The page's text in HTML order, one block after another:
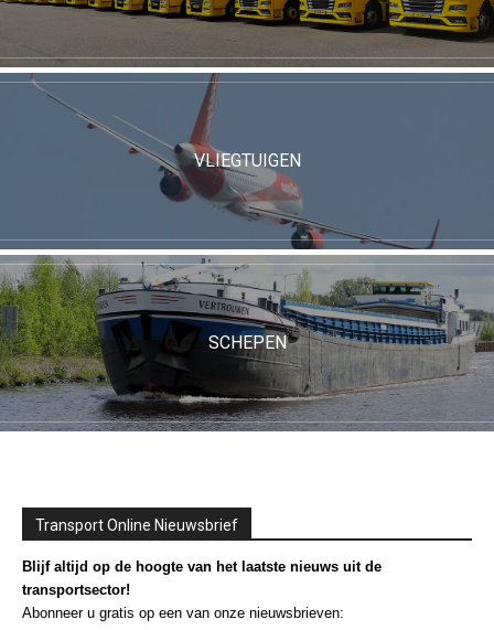
VLIEGTUIGEN
SCHEPEN
Transport Online Nieuwsbrief
Blijf altijd op de hoogte van het laatste nieuws uit de
transportsector!
Abonneer u gratis op een van onze nieuwsbrieven: